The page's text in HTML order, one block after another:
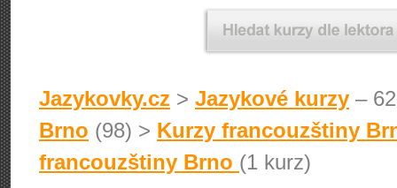
Jazykovky.cz > Jazykové kurzy –
Brno (98) > Kurzy francouzštiny
francouzštiny Brno (1 kurz)